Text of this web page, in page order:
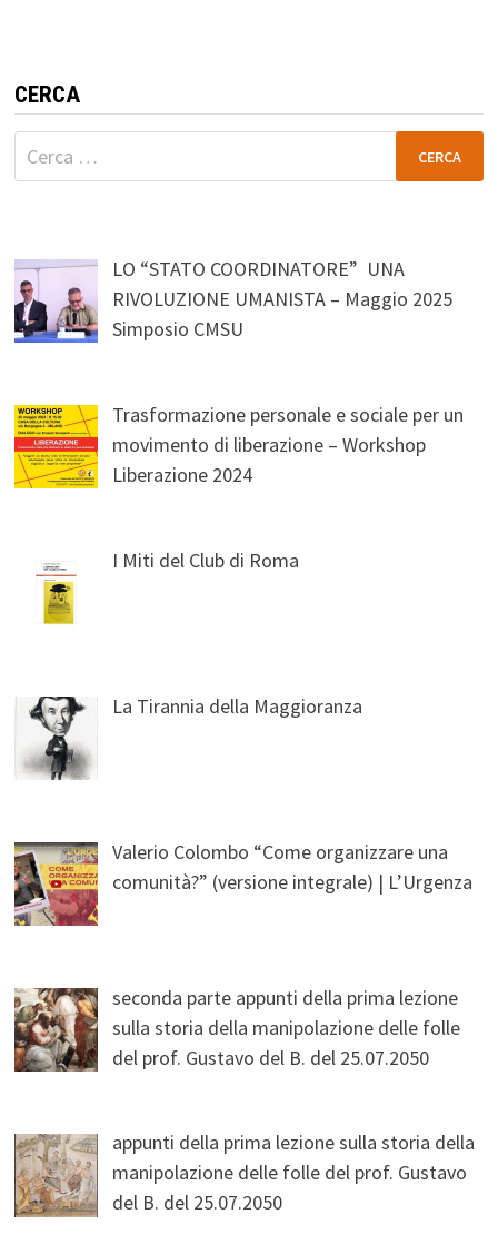
CERCA
Ricerca
per:
LO “STATO COORDINATORE” UNA
RIVOLUZIONE UMANISTA – Maggio 2025
Simposio CMSU
Trasformazione personale e sociale per un
movimento di liberazione – Workshop
Liberazione 2024
I Miti del Club di Roma
La Tirannia della Maggioranza
Valerio Colombo “Come organizzare una
comunità?” (versione integrale) | L’Urgenza
seconda parte appunti della prima lezione
sulla storia della manipolazione delle folle
del prof. Gustavo del B. del 25.07.2050
appunti della prima lezione sulla storia della
manipolazione delle folle del prof. Gustavo
del B. del 25.07.2050